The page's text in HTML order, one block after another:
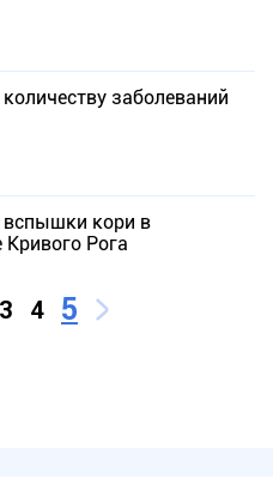
заболеваний
кори в
Рога
3 4 5